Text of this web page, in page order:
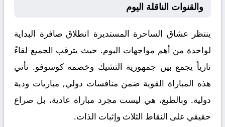
والقنوات الناقلة اليوم
ينتظر عشاق الساحرة المستديرة انطلاق صافرة البداية
لواحدة من أهم مواجهات اليوم. حيث يترقب الجميع لقاءً
نارياً يجمع بين جمهورية التشيك وخصمهكوسوفو. تأتي
هذه المباراة القوية ضمن منافسات دولي, مباريات ودية
دولية. وبالطبع، هي ليست مجرد مباراة عادية، بل صراع
حقيقي على النقاط الثلاث وإثبات الذات.